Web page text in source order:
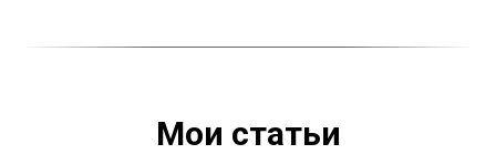
Мои статьи